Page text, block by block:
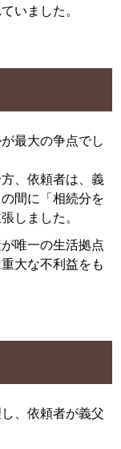
いました。
最大の争点でし
、依頼者は、義
間に「相続分を
しました。
唯一の生活拠点
大な不利益をも
、依頼者が義父